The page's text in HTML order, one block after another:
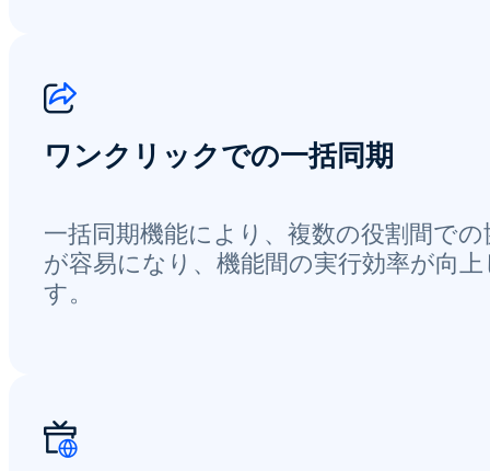
ワンクリックでの一括同期
一括同期機能により、複数の役割間での
が容易になり、機能間の実行効率が向
す。